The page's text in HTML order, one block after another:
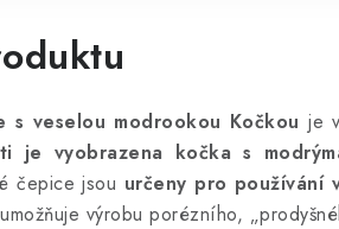
s veselou modrookou Kočkou je
je vyobrazena kočka s
čepice jsou určeny pro používání
výrobu porézního,